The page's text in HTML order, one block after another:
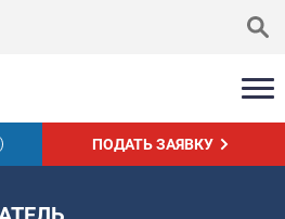
ПОДАТЬ ЗАЯВКУ